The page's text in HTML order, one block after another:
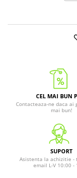
CEL MAI BUN
Contacteaza-ne daca ai
mai bun!
SUPORT
Asistenta la achizitie -
email L-V 10:00 -